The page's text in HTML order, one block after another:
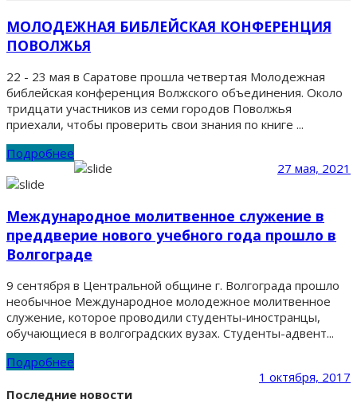
МОЛОДЕЖНАЯ БИБЛЕЙСКАЯ КОНФЕРЕНЦИЯ
ПОВОЛЖЬЯ
22 - 23 мая в Саратове прошла четвертая Молодежная
библейская конференция Волжского объединения. Около
тридцати участников из семи городов Поволжья
приехали, чтобы проверить свои знания по книге ...
Подробнее
27 мая, 2021
Международное молитвенное служение в
преддверие нового учебного года прошло в
Волгограде
9 сентября в Центральной общине г. Волгограда прошло
необычное Международное молодежное молитвенное
служение, которое проводили студенты-иностранцы,
обучающиеся в волгоградских вузах. Студенты-адвент...
Подробнее
1 октября, 2017
Последние новости